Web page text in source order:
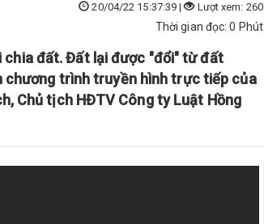
20/04/22 15:37:39 | Lượt xem: 260
Thời gian đọc: 0 Phút
chia đất. Đất lại được "đổi" từ đất
chương trình truyền hình trực tiếp của
Chủ tịch HĐTV Công ty Luật Hồng